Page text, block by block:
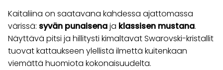
Kaitaliina on saatavana kahdessa ajattomassa
värissä: syvän punaisenaja klassisen mustana.
Näyttävä pitsi ja hillitysti kimaltavat Swarovski-kristallit
tuovat kattaukseen ylellistä ilmettä kuitenkaan
viemättä huomiota kokonaisuudelta.